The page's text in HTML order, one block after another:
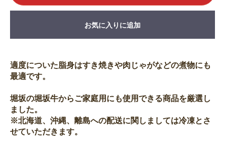
お気に入りに追加
適度についた脂身はすき焼きや肉じゃがなどの煮物にも
最適です。
堀坂の堀坂牛からご家庭用にも使用できる商品を厳選し
ました。
※北海道、沖縄、離島への配送に関しましては冷凍とさ
せていただきます。